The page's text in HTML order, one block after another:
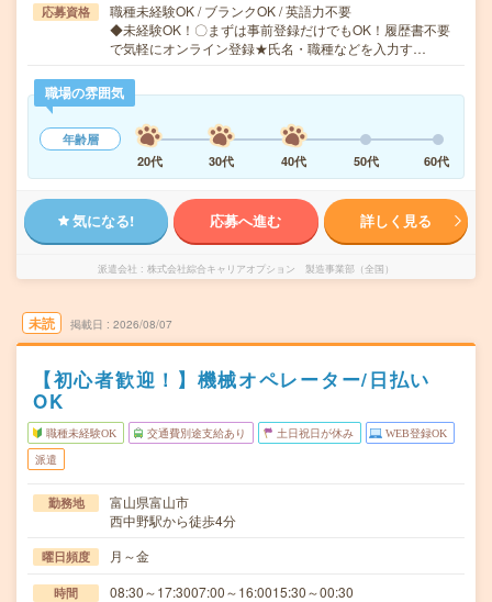
応募資格
職種未経験OK / ブランクOK / 英語力不要
◆未経験OK！〇まずは事前登録だけでもOK！履歴書不要
で気軽にオンライン登録★氏名・職種などを入力す…
職場の雰囲気
年齢層
20代
30代 40代 50代 60代
気になる! 応募へ進む 詳しく見る
派遣会社 株式会社綜合キャリアオプション 製造事業部（全国）
未読 掲載日 2026/08/07
【初心者歓迎！】機械オペレーター/日払い
OK
職種未経験OK 交通費別途支給あり 土日祝日が休み WEB登録OK
派遣
勤務地
富山県富山市
西中野駅から徒歩4分
曜日頻度 月～金
時間 08:30～17:3007:00～16:0015:30～00:30